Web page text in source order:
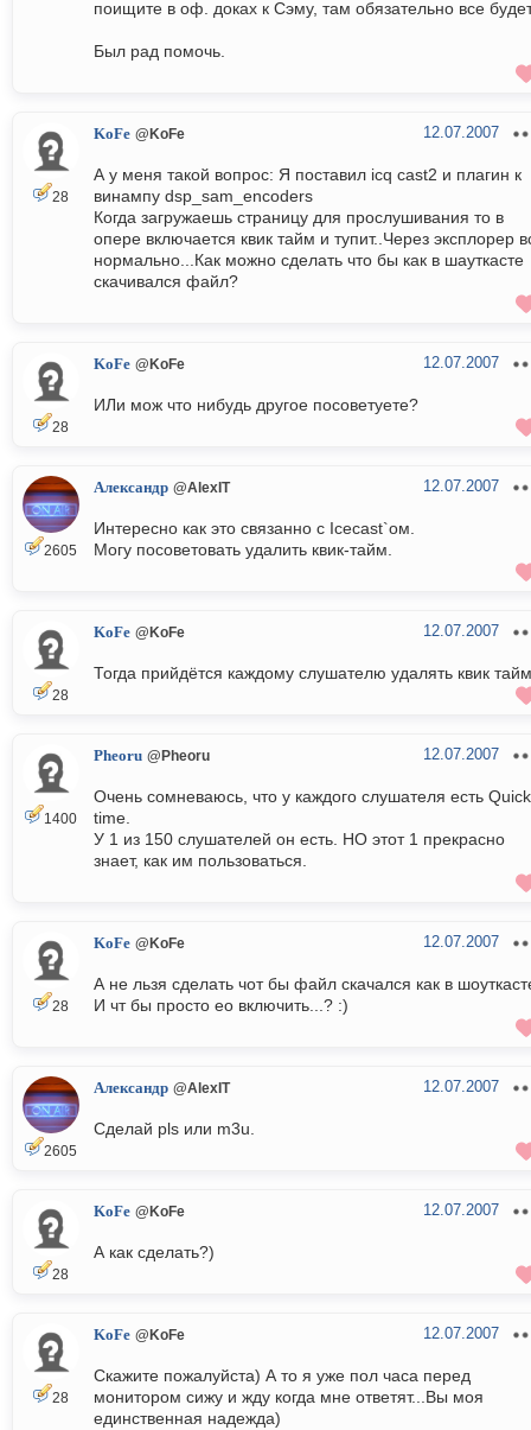
поищите в оф. доках к Сэму, там обязательно все
Был рад помочь.
28
KoFe @KoFe 12.07.2007
А у меня такой вопрос: Я поставил icq cast2 и плагин к
винампу dsp_sam_encoders
Когда загружаешь страницу для прослушивания то в
опере включается квик тайм и тупит..Через эксплорер
нормально...Как можно сделать что бы как в шауткасте
скачивался файл?
28
KoFe @KoFe 12.07.2007
ИЛи мож что нибудь другое посоветуете?
2605
Александр @AlexIT 12.07.2007
Интересно как это связанно с Icecast`ом.
Могу посоветовать удалить квик-тайм.
28
KoFe @KoFe 12.07.2007
Тогда прийдётся каждому слушателю удалять квик
1400
Pheoru @Pheoru 12.07.2007
Очень сомневаюсь, что у каждого слушателя есть
time.
У 1 из 150 слушателей он есть. НО этот 1 прекрасно
знает, как им пользоваться.
28
KoFe @KoFe 12.07.2007
А не льзя сделать чот бы файл скачался как в
И чт бы просто ео включить...? :)
2605
Александр @AlexIT 12.07.2007
Сделай pls или m3u.
28
KoFe @KoFe 12.07.2007
А как сделать?)
28
KoFe @KoFe 12.07.2007
Скажите пожалуйста) А то я уже пол часа перед
монитором сижу и жду когда мне ответят...Вы моя
единственная надежда)